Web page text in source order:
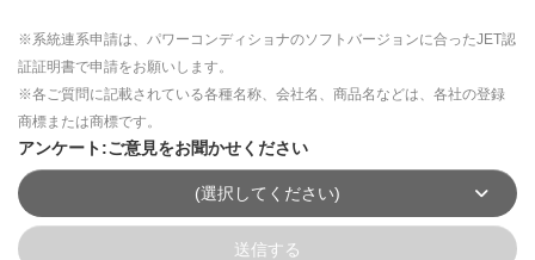
※系統連系申請は、パワーコンディショナのソフトバージョンに合ったJET認
証証明書で申請をお願いします。
※各ご質問に記載されている各種名称、会社名、商品名などは、各社の登録
商標または商標です。
アンケート:ご意見をお聞かせください
(選択してください)
送信する